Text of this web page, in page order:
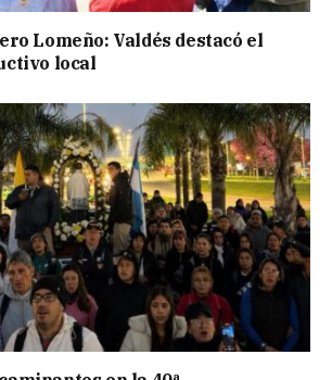
Lomeño: Valdés destacó el
local